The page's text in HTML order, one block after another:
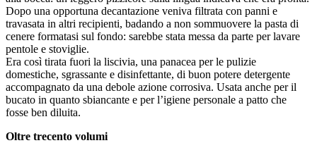
Dopo una opportuna decantazione veniva filtrata con panni e
travasata in altri recipienti, badando a non sommuovere la pasta di
cenere formatasi sul fondo: sarebbe stata messa da parte per lavare
pentole e stoviglie.
Era così tirata fuori la liscivia, una panacea per le pulizie
domestiche, sgrassante e disinfettante, di buon potere detergente
accompagnato da una debole azione corrosiva. Usata anche per il
bucato in quanto sbiancante e per l’igiene personale a patto che
fosse ben diluita.
Oltre trecento volumi